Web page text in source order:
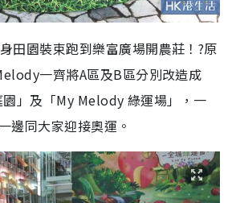
田園裝束跑到樂富廣場開農莊！?原
一齊將A區及B區分別改造成
園」及「My Melody 綠運場」，一
邊同大家迎接奧運。